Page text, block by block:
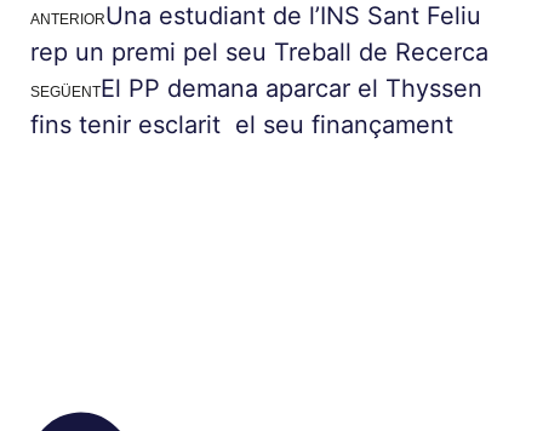
ANTERIORUna estudiant de l’INS Sant Feliu
rep un premi pel seu Treball de Recerca
SEGÜENTEl PP demana aparcar el Thyssen
fins tenir esclarit el seu finançament